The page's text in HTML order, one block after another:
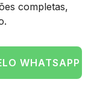
completas,
WHATSAPP